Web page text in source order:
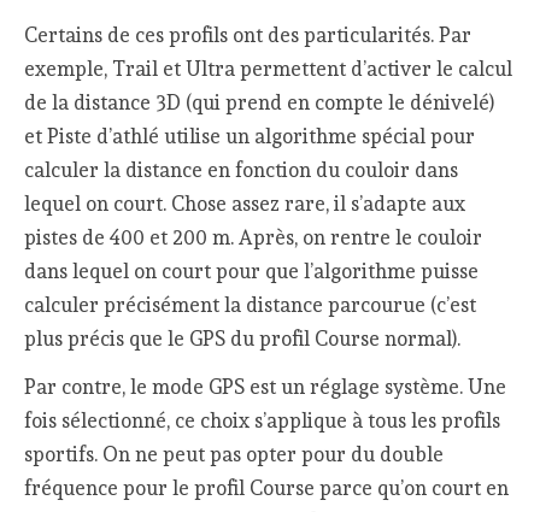
Certains de ces profils ont des particularités. Par
exemple, Trail et Ultra permettent d’activer le calcul
de la distance 3D (qui prend en compte le dénivelé)
et Piste d’athlé utilise un algorithme spécial pour
calculer la distance en fonction du couloir dans
lequel on court. Chose assez rare, il s’adapte aux
pistes de 400 et 200 m. Après, on rentre le couloir
dans lequel on court pour que l’algorithme puisse
calculer précisément la distance parcourue (c’est
plus précis que le GPS du profil Course normal).
Par contre, le mode GPS est un réglage système. Une
fois sélectionné, ce choix s’applique à tous les profils
sportifs. On ne peut pas opter pour du double
fréquence pour le profil Course parce qu’on court en